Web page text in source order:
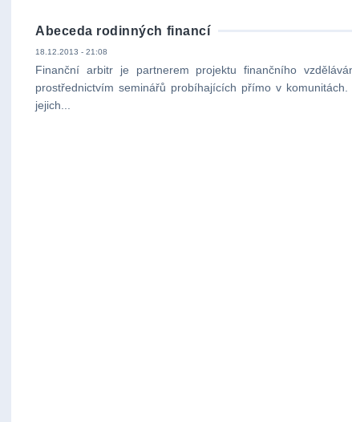
Abeceda rodinných financí
18.12.2013 - 21:08
Finanční arbitr je partnerem projektu finančního
prostřednictvím seminářů probíhajících přímo v
jejich...